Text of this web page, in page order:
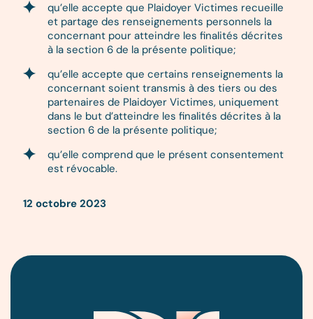
qu’elle accepte que Plaidoyer Victimes recueille
et partage des renseignements personnels la
concernant pour atteindre les finalités décrites
à la section 6 de la présente politique;
qu’elle accepte que certains renseignements la
concernant soient transmis à des tiers ou des
partenaires de Plaidoyer Victimes, uniquement
dans le but d’atteindre les finalités décrites à la
section 6 de la présente politique;
qu’elle comprend que le présent consentement
est révocable.
12 octobre 2023